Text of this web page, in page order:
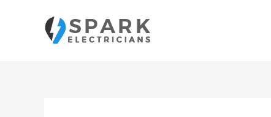
contenido